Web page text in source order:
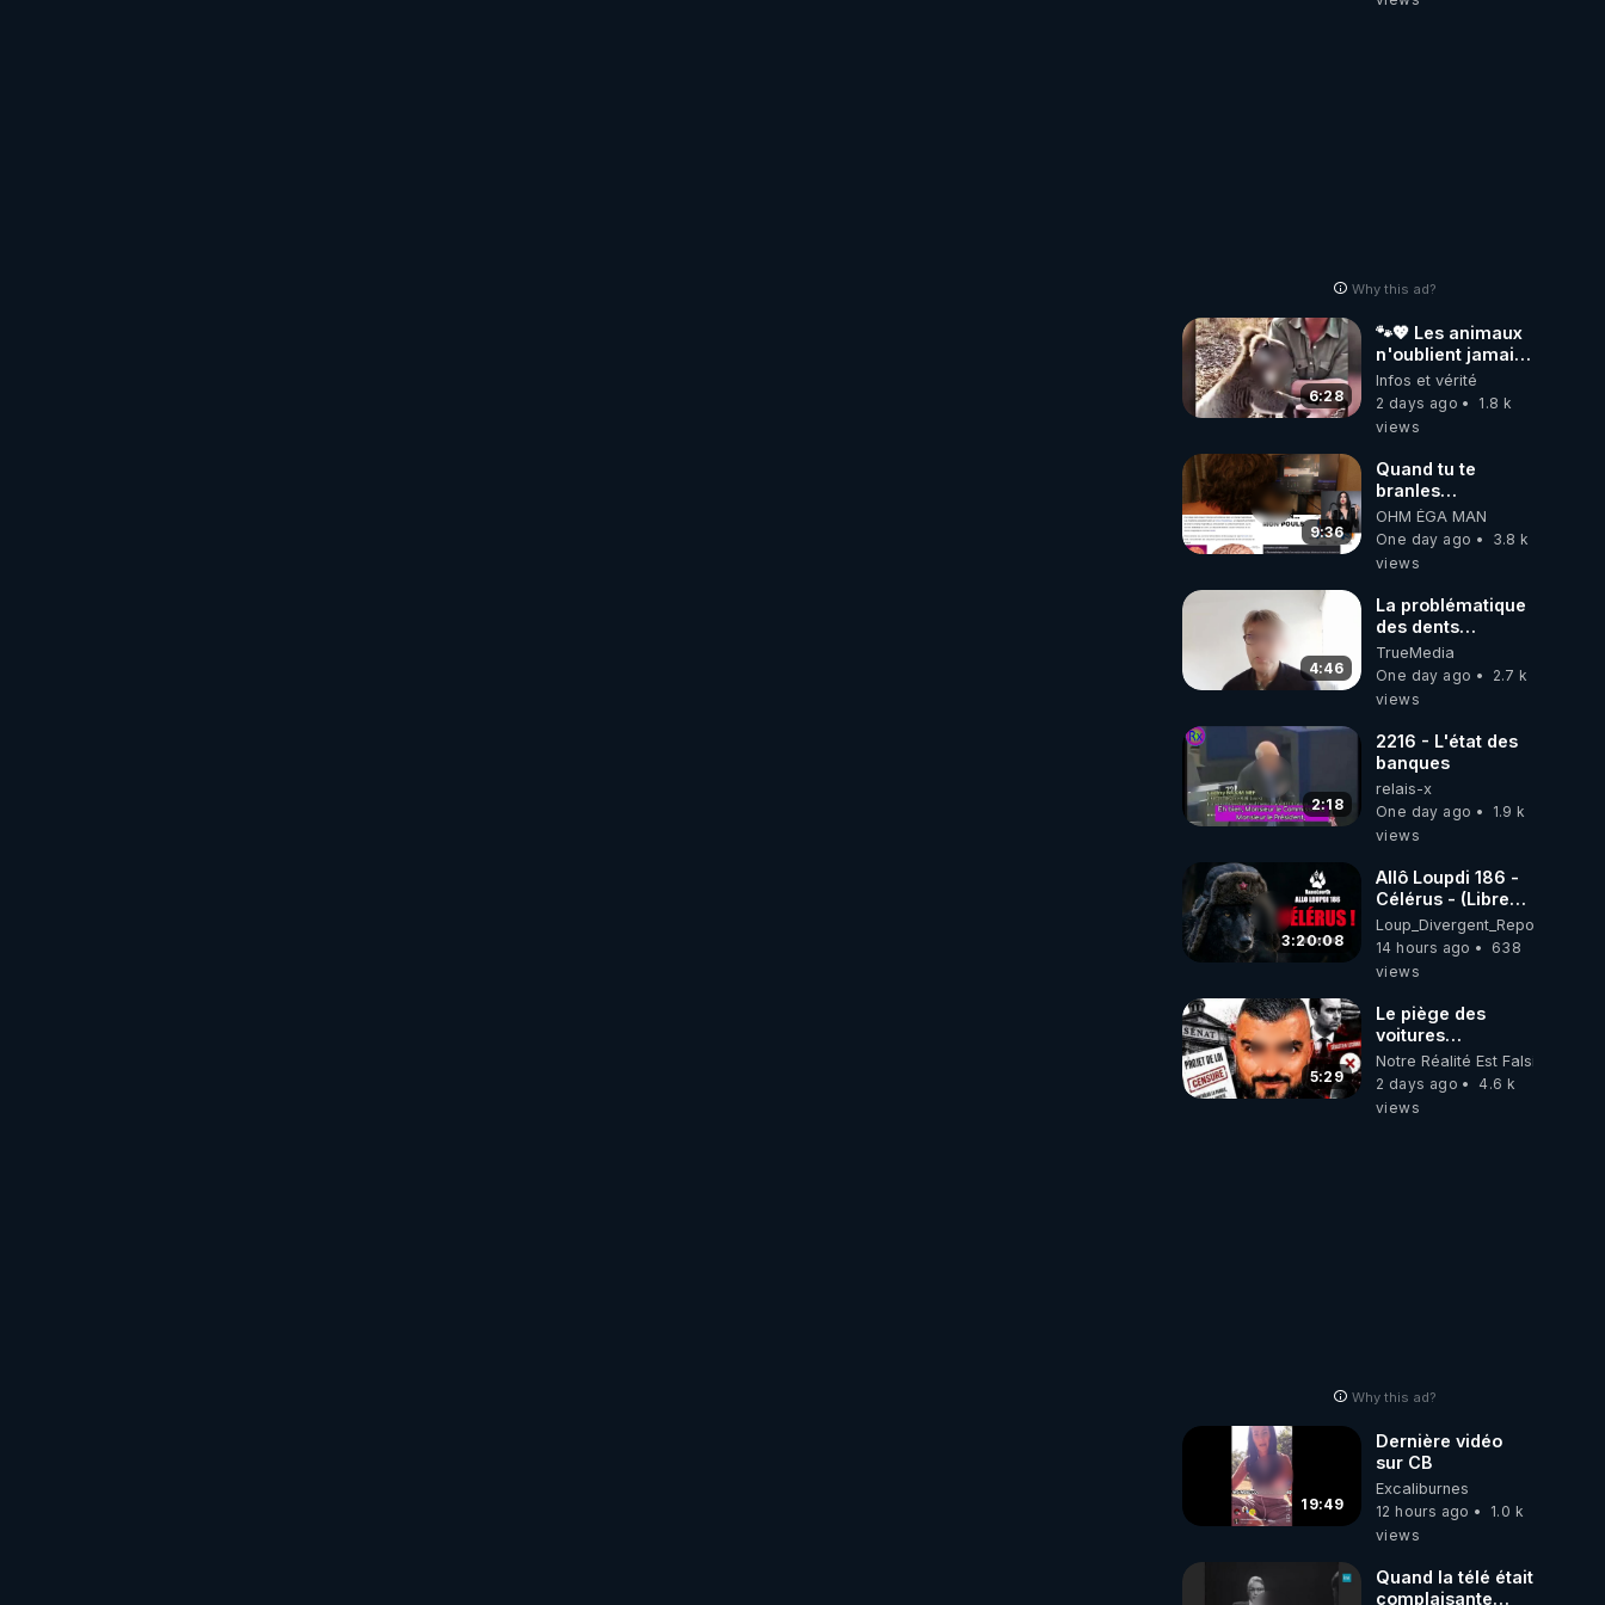
Why this ad?
6:28
🐾💖 Les animaux
n'oublient jamais
ceux qu'ils
aiment… 🥹❤️
Infos et vérité
2 days ago
1.8 k
views
9:36
Quand tu te
branles
bonhomme tu
émets des ondes
ils ont juste omis
OHM ÉGA MAN
One day ago
3.8 k
views
4:46
La problématique
des dents
dévitalisées et
des implants
TrueMedia
One day ago
2.7 k
views
2:18
2216 - L'état des
banques
relais-x
One day ago
1.9 k
views
3:20:08
Allô Loupdi 186 -
Célérus - (Libre
Antenne) - Loup
Divergent
2026.08.06
Loup_Divergent_Reposts
14 hours ago
638
views
5:29
Le piège des
voitures
électriques se
referme sur les
usagers !
Notre Réalité Est Falsifiée Et
2 days ago
4.6 k
views
Why this ad?
19:49
Dernière vidéo
sur CB
Excaliburnes
12 hours ago
1.0 k
views
Quand la télé était
complaisante